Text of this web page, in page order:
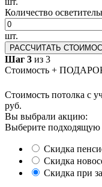
Количество
шт.
РАССЧИТАТЬ
Шаг 3 из 3
Стоимость +
Стоимость потолка с
руб.
Вы выбрали акцию:
Выберите
Скидка
Скидка
Скидка при